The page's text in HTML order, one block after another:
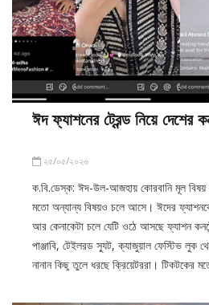
ঈদ ফ্যাশনের ট্রেন্ড নিয়ে দেশের
২৫/০৫/২০২৬
ক.বি.ডেস্ক: ঈদ-উল-আজহায় কোরবানি মূল
মতো অন্যান্য বিষয়ও চলে আসে। ঈদের
আর কেনাকেটা চলে যেটি ওঠে আসছে ফ্যাশন
পাঞ্জাবি, টেইলরড স্যুট, ক্যাজুয়াল ফেস্টিভ লুক
নানান কিছু তুলে ধরছে ক্রিয়েটররা। টিকটকের